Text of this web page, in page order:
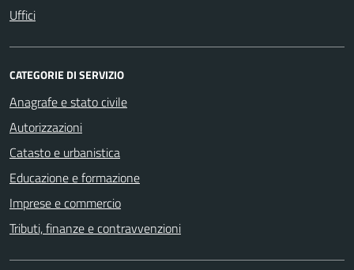
Uffici
CATEGORIE DI SERVIZIO
Anagrafe e stato civile
Autorizzazioni
Catasto e urbanistica
Educazione e formazione
Imprese e commercio
Tributi, finanze e contravvenzioni